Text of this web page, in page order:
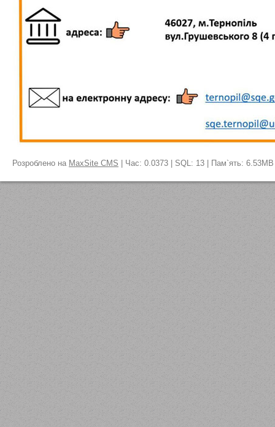
Розроблено на MaxSite CMS | Час: 0.0373 | SQL: 13 | Пам`ять: 6.53MB